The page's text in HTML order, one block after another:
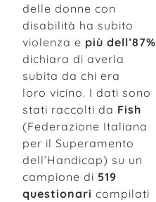
delle donne con
disabilità ha subito
violenza e più dell’87%
dichiara di averla
subita da chi era
loro vicino. I dati sono
stati raccolti da Fish
(Federazione Italiana
per il Superamento
dell’Handicap) su un
campione di 519
questionari compilati